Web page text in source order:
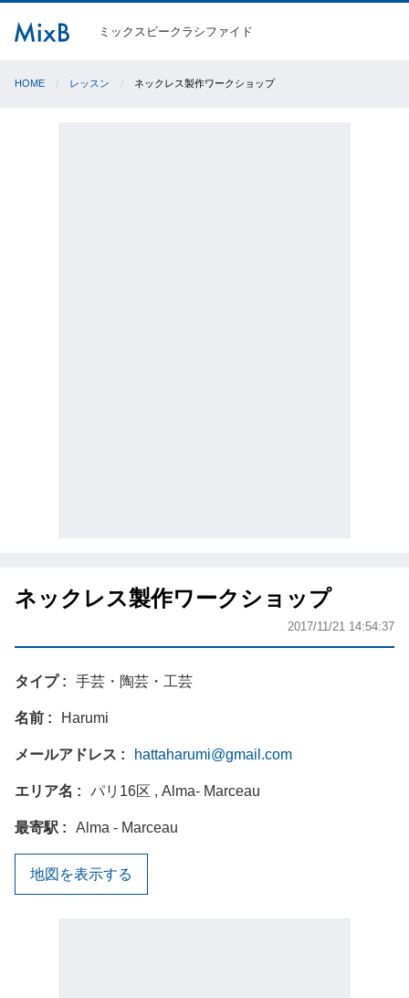
ミックスビークラシファイド
HOME レッスン ネックレス製作ワークショップ
ネックレス製作ワークショップ
2017/11/21 14:54:37
タイプ 手芸・陶芸・工芸
名前 Harumi
メールアドレス hattaharumi@gmail.com
エリア名 パリ16区 , Alma- Marceau
最寄駅 Alma - Marceau
地図を表示する